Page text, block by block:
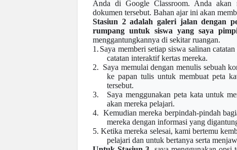
Anda di GoogleClassroom. Anda akan
dokumen tersebut. Bahan ajarini akan
Stasiun 2 adalah galeri jalan dengan
rumpang untuk siswa yang saya
menggantungkannya di sekitar ruangan.
1. Saya memberi setiap siswa salinan catatan
catatan interaktif kertas mereka.
2. Saya memulai dengan menulis sebuah
ke papan tulis untuk membuat peta
tersebut.
3.
Saya menggunakan peta kata untuk
akan mereka pelajari.
4. Kemudian mereka berpindah-pindah
mereka dengan informasi yang
5.Ketika mereka selesai, kami bertemu
pelajari dan untuk bertanya serta